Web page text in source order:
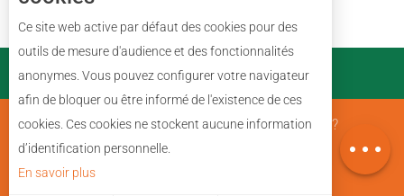
Prestations
Carte
PARTENAIRES
Mentions Légales Qui sommes nous ?
Ce site web active par défaut des cookies pour des
outils de mesure d'audience et des fonctionnalités
anonymes. Vous pouvez configurer votre navigateur
afin de bloquer ou être informé de l'existence de ces
cookies. Ces cookies ne stockent aucune information
d’identification personnelle.
En savoir plus